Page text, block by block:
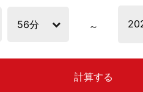
計算する